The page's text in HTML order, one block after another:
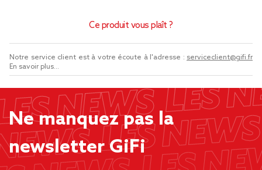
Ce produit vous plaît ?
Notre service client est à votre écoute à l'adresse : serviceclient@gifi.fr
En savoir plus...
Ne manquez pas la
newsletter GiFi